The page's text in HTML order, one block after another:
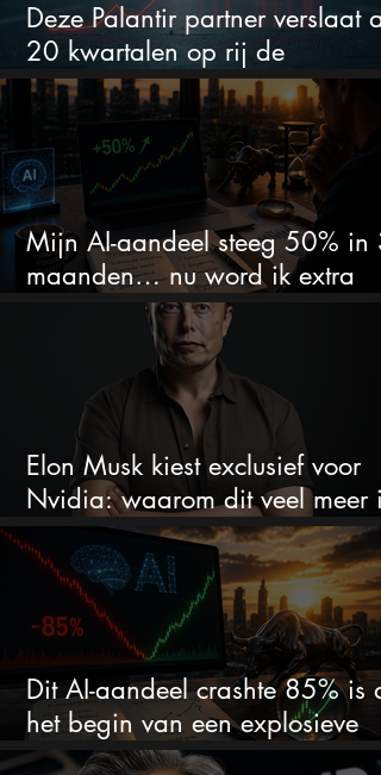
Deze Palantir partner verslaat al
20 kwartalen op rij de
verwachtingen
Mijn AI-aandeel steeg 50% in 3
maanden… nu word ik extra
Elon Musk kiest exclusief voor
Nvidia: waarom dit veel meer is
dan één grote GPU-order
Dit AI-aandeel crashte 85% is
het begin van een explosieve
comeback?